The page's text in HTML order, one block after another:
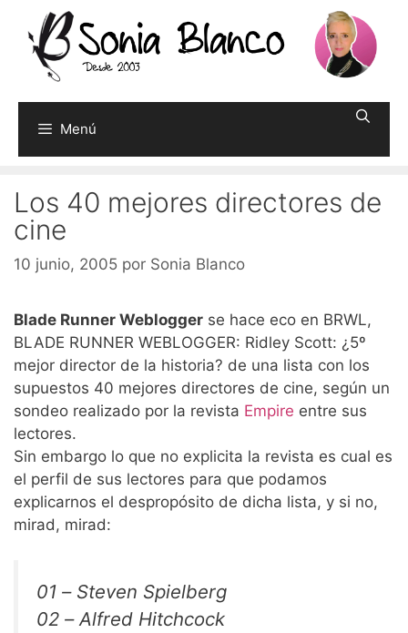
contenido
Menú
Los 40 mejores directores de
cine
10 junio, 2005 por Sonia Blanco
Blade Runner Weblogger se hace eco en BRWL,
BLADE RUNNER WEBLOGGER: Ridley Scott: ¿5º
mejor director de la historia? de una lista con los
supuestos 40 mejores directores de cine, según un
sondeo realizado por la revista Empire entre sus
lectores.
Sin embargo lo que no explicita la revista es cual es
el perfil de sus lectores para que podamos
explicarnos el despropósito de dicha lista, y si no,
mirad, mirad:
01 – Steven Spielberg
02 – Alfred Hitchcock